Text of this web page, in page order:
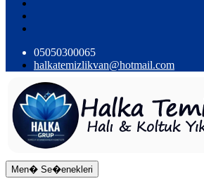
05050300065
halkatemizlikvan@hotmail.com
Men� Se�enekleri